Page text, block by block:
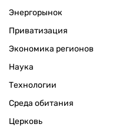
Энергорынок
Приватизация
Экономика регионов
Наука
Технологии
Среда обитания
Церковь